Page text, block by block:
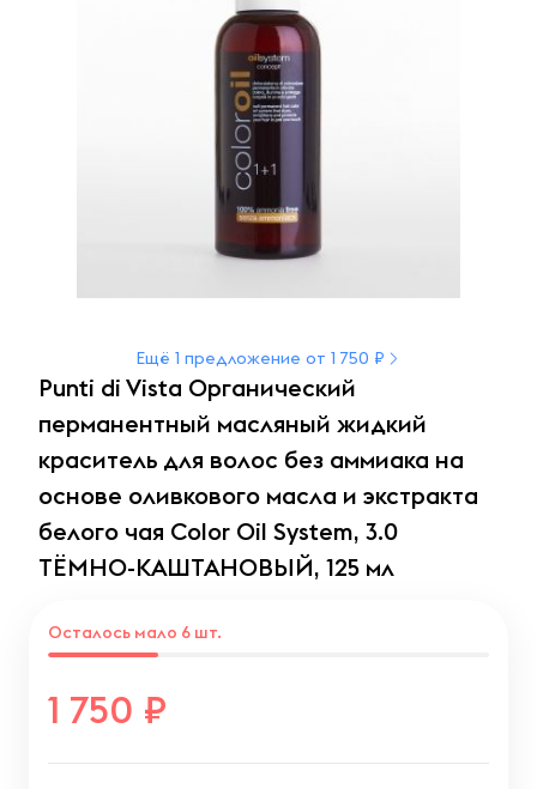
Ещё 1 предложение от 1 750 ₽
Punti di Vista Органический
перманентный масляный жидкий
краситель для волос без аммиака на
основе оливкового масла и экстракта
белого чая Color Oil System, 3.0
ТЁМНО-КАШТАНОВЫЙ, 125 мл
1 750
Осталось мало 6 шт.